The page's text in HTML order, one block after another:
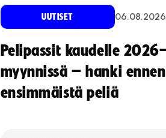
UUTISET 06.08.2026
Pelipassit kaudelle
myynnissä – hanki ennen
ensimmäistä peliä